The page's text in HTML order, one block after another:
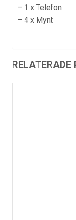
– 1 x Telefon
– 4 x Mynt
RELATERADE